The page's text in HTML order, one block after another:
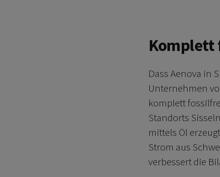
Dass Aenova in
Unternehmen
komplett
Standorts
mittels Öl
Strom aus
verbessert die